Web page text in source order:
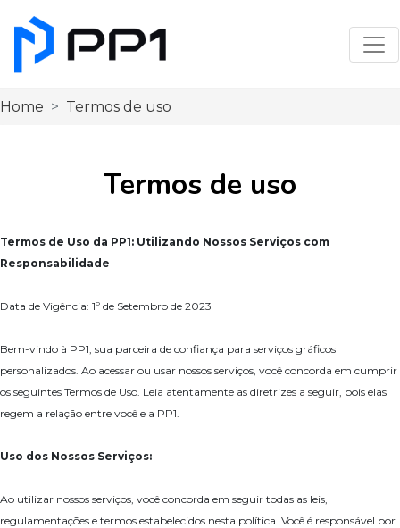
Home Termos de uso
Termos de uso
Termos de Uso da PP1: Utilizando Nossos Serviços com
Responsabilidade
Data de Vigência: 1º de Setembro de 2023
Bem-vindo à PP1, sua parceira de confiança para serviços gráficos
personalizados. Ao acessar ou usar nossos serviços, você concorda em cumprir
os seguintes Termos de Uso. Leia atentamente as diretrizes a seguir, pois elas
regem a relação entre você e a PP1.
Uso dos Nossos Serviços:
Ao utilizar nossos serviços, você concorda em seguir todas as leis,
regulamentações e termos estabelecidos nesta política. Você é responsável por